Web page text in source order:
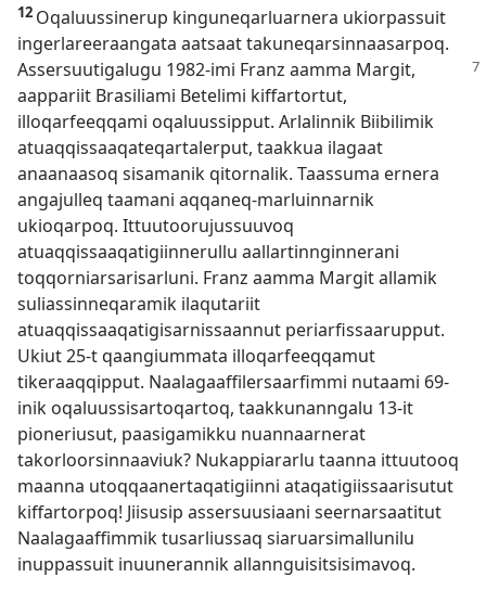
12 Oqaluussinerup kinguneqarluarnera ukiorpassuit
ingerlareeraangata aatsaat takuneqarsinnaasarpoq.
Assersuutigalugu 1982-imi Franz aamma Margit,
aappariit Brasiliami Betelimi kiffartortut,
illoqarfeeqqami oqaluussipput. Arlalinnik Biibilimik
atuaqqissaaqateqartalerput, taakkua ilagaat
anaanaasoq sisamanik qitornalik. Taassuma ernera
angajulleq taamani aqqaneq-marluinnarnik
ukioqarpoq. Ittuutoorujussuuvoq
atuaqqissaaqatigiinnerullu aallartinnginnerani
toqqorniarsarisarluni. Franz aamma Margit allamik
suliassinneqaramik ilaqutariit
atuaqqissaaqatigisarnissaannut periarfissaarupput.
Ukiut 25-t qaangiummata illoqarfeeqqamut
tikeraaqqipput. Naalagaaffilersaarfimmi nutaami 69-
inik oqaluussisartoqartoq, taakkunanngalu 13-it
pioneriusut, paasigamikku nuannaarnerat
takorloorsinnaaviuk? Nukappiararlu taanna ittuutooq
maanna utoqqaanertaqatigiinni ataqatigiissaarisutut
kiffartorpoq! Jiisusip assersuusiaani seernarsaatitut
Naalagaaffimmik tusarliussaq siaruarsimallunilu
inuppassuit inuunerannik allannguisitsisimavoq.